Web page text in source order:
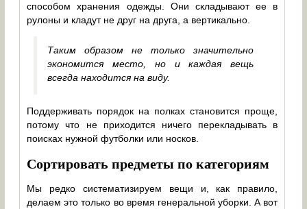
способом хранения одежды. Они складывают ее в
рулоны и кладут не друг на друга, а вертикально.
Таким образом не только значительно
экономится место, но и каждая вещь
всегда находится на виду.
Поддерживать порядок на полках становится проще,
потому что не приходится ничего перекладывать в
поисках нужной футболки или носков.
Сортировать предметы по категориям
Мы редко систематизируем вещи и, как правило,
делаем это только во время генеральной уборки. А вот